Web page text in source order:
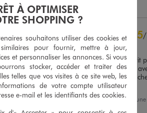
ce site
54
17
3
1
0
5/
Avis vérifié et récompensé
super tee-shirt pour un petit
couleurs ne passeront pas
mon avis pour un car j'ai
différentes
Avis du26/07/2026 , suite à
À OPTIMISER
SHOPPING ?
souhaitons utiliser des cookies et
similaires pour fournir, mettre à jour,
et personnaliser les annonces. Si vous
stocker, accéder et traiter des
telles que vos visites à ce site web, les
de votre compte utilisateur
e-mail et les identifiants des cookies.